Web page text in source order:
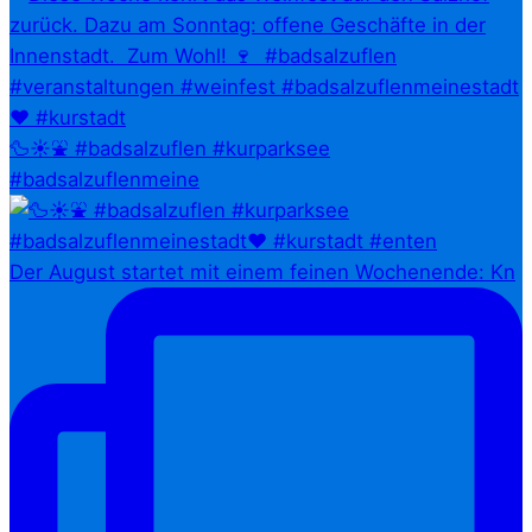
🦆☀️⛲ #badsalzuflen #kurparksee
#badsalzuflenmeine
Der August startet mit einem feinen Wochenende: Kn